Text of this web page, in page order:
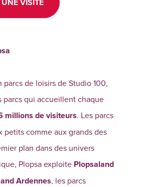
VISITE
parcs de loisirs de Studio 100,
parcs qui accueillent chaque
millions de visiteurs. Les parcs
petits comme aux grands des
plan dans des univers
Plopsa exploite Plopsaland
Ardennes, les parcs